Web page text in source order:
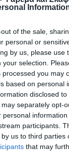
of the sale,
personal or
by us, please use
your selection.
you may
based on personal
disclosed
separately opt-
personal
participants.
us to third parties
that may
δεδομένα που
οίδημα
σε
που έχουν
οιδήματος
σχετίζεται
Υπάρχουν
όμως
η υπέρταση
για νόσο
έρευνα για